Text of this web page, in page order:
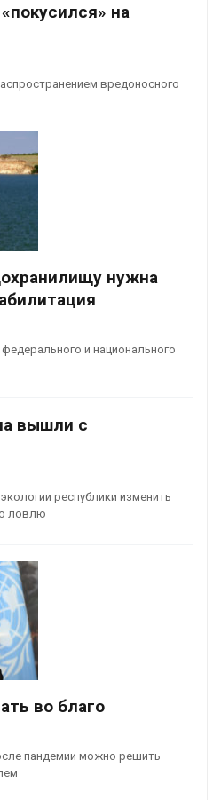
на
вредоносного
нужна
и национального
вышли с
республики изменить
ловлю
во благо
пандемии можно решить